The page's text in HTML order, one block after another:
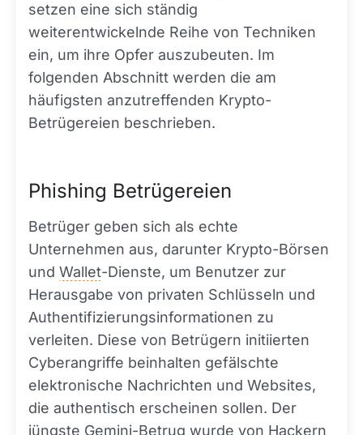
setzen eine sich ständig
weiterentwickelnde Reihe von Techniken
ein, um ihre Opfer auszubeuten. Im
folgenden Abschnitt werden die am
häufigsten anzutreffenden Krypto-
Betrügereien beschrieben.
Phishing Betrügereien
Betrüger geben sich als echte
Unternehmen aus, darunter Krypto-Börsen
und Wallet-Dienste, um Benutzer zur
Herausgabe von privaten Schlüsseln und
Authentifizierungsinformationen zu
verleiten. Diese von Betrügern initiierten
Cyberangriffe beinhalten gefälschte
elektronische Nachrichten und Websites,
die authentisch erscheinen sollen. Der
jüngste Gemini-Betrug wurde von Hackern